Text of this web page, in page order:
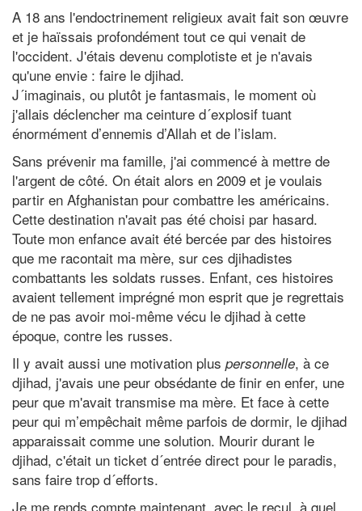
A 18 ans l'endoctrinement religieux avait fait son œuvre
et je haïssais profondément tout ce qui venait de
l'occident. J'étais devenu complotiste et je n'avais
qu'une envie : faire le djihad.
J´imaginais, ou plutôt je fantasmais, le moment où
j'allais déclencher ma ceinture d´explosif tuant
énormément d’ennemis d’Allah et de l’islam.
Sans prévenir ma famille, j'ai commencé à mettre de
l'argent de côté. On était alors en 2009 et je voulais
partir en Afghanistan pour combattre les américains.
Cette destination n'avait pas été choisi par hasard.
Toute mon enfance avait été bercée par des histoires
que me racontait ma mère, sur ces djihadistes
combattants les soldats russes. Enfant, ces histoires
avaient tellement imprégné mon esprit que je regrettais
de ne pas avoir moi-même vécu le djihad à cette
époque, contre les russes.
Il y avait aussi une motivation plus personnelle, à ce
djihad, j'avais une peur obsédante de finir en enfer, une
peur que m'avait transmise ma mère. Et face à cette
peur qui m’empêchait même parfois de dormir, le djihad
apparaissait comme une solution. Mourir durant le
djihad, c'était un ticket d´entrée direct pour le paradis,
sans faire trop d´efforts.
Je me rends compte maintenant, avec le recul, à quel